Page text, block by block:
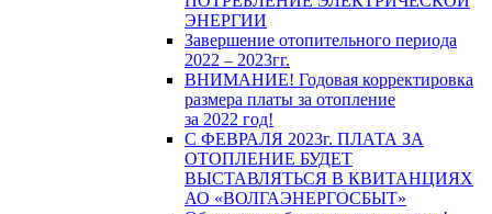
ЭНЕРГИИ
Завершение отопительного периода
2022 – 2023гг.
ВНИМАНИЕ! Годовая корректировка
размера платы за отопление
за 2022 год!
С ФЕВРАЛЯ 2023г. ПЛАТА ЗА
ОТОПЛЕНИЕ БУДЕТ
ВЫСТАВЛЯТЬСЯ В КВИТАНЦИЯХ
АО «ВОЛГАЭНЕРГОСБЫТ»